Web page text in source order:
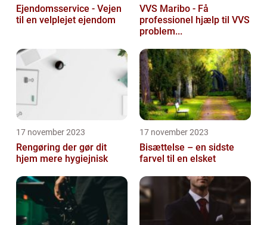
Ejendomsservice - Vejen
til en velplejet ejendom
VVS Maribo - Få
professionel hjælp til VVS
problem...
17 november 2023
Rengøring der gør dit
hjem mere hygiejnisk
17 november 2023
Bisættelse – en sidste
farvel til en elsket